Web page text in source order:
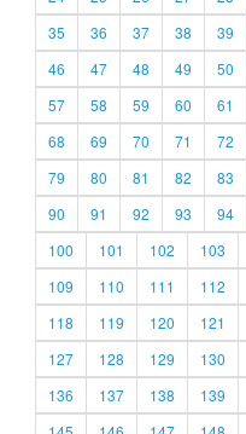
35
36 37 38 39
46
47 48 49 50
57
58 59 60 61
68
69 70 71 72
79
80 81 82 83
90
91 92 93 94
100
101 102 103
109
110 111 112
118
119 120 121
127
128 129 130
136
137 138 139